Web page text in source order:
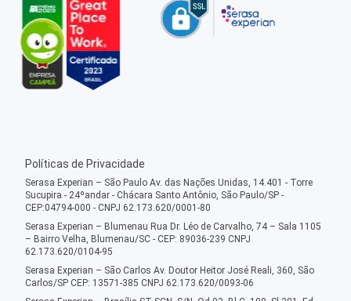
Políticas de Privacidade
Serasa Experian – São Paulo Av. das Nações Unidas, 14.401 - Torre
Sucupira - 24ºandar - Chácara Santo Antônio, São Paulo/SP -
CEP:04794-000 - CNPJ 62.173.620/0001-80
Serasa Experian – Blumenau Rua Dr. Léo de Carvalho, 74 – Sala 1105
– Bairro Velha, Blumenau/SC - CEP: 89036-239 CNPJ
62.173.620/0104-95
Serasa Experian – São Carlos Av. Doutor Heitor José Reali, 360, São
Carlos/SP CEP: 13571-385 CNPJ 62.173.620/0093-06